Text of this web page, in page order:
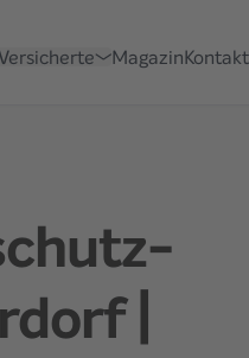
MagazinKontakt